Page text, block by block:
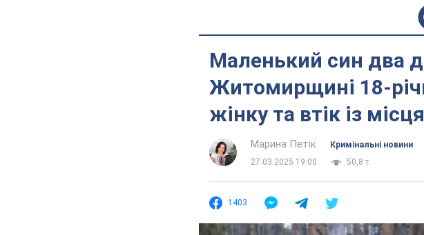
Маленький син два
Житомирщині 18-
жінку та втік із
Марина Петік
Кримінальні новини
27.03.2025 19:00
50,8 т.
1403